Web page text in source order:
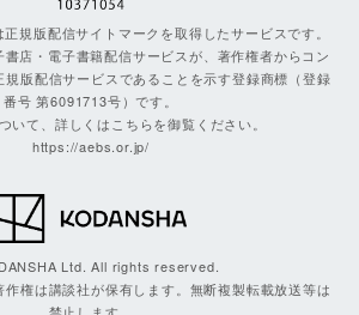
規版配信サイトマークを取得したサービスです。
店・電子書籍配信サービスが、著作権者からコン
版配信サービスであることを示す登録商標（登録
番号 第6091713号）です。
いて、詳しくはこちらを御覧ください。
https://aebs.or.jp/
Ltd. All rights reserved.
権は講談社が保有します。無断複製転載放送等は